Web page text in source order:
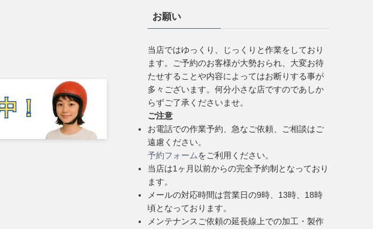
お願い
当店ではゆっくり、じっくりと作業をしており
ます。ご予約のお客様が大勢おられ、大変お待
たせすることや内容によってはお断りする事が
多々ございます。何分小さな店ですのであしか
らずご了承くださいませ。
ご注意
お電話での作業予約、急なご依頼、ご相談はご
遠慮ください。
予約フォームをご利用ください。
当店は1ヶ月以前からの完全予約制となっており
ます。
メールの対応時間は営業日の9時、13時、18時
頃となっております。
メンテナンスご依頼の延長線上での加工・製作